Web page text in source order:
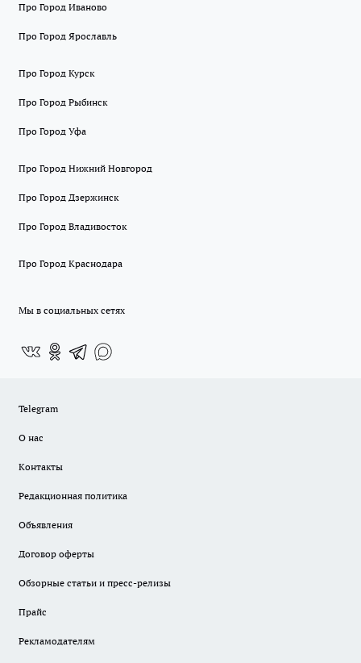
Про Город Иваново
Про Город Ярославль
Про Город Курск
Про Город Рыбинск
Про Город Уфа
Про Город Нижний Новгород
Про Город Дзержинск
Про Город Владивосток
Про Город Краснодара
Мы в социальных сетях
Telegram
О нас
Контакты
Редакционная политика
Объявления
Договор оферты
Обзорные статьи и пресс-релизы
Прайс
Рекламодателям